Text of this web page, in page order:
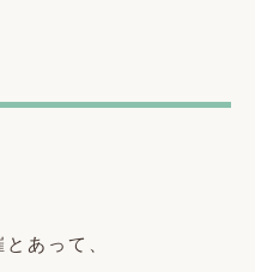
あって、